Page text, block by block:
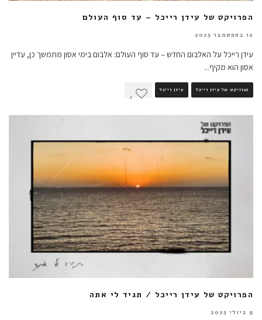
הפרויקט של עידן רייכל – עד סוף העולם
12 בספטמבר 2025
עידן רייכל על האלבום החדש – עד סוף העולם: אלבום בימי אסון מתמשך כן, עדיין
אסון הוא מקיף...
הפרויקט של עידן רייכל עידן רייכל
2
הפרויקט של עידן רייכל / תגיד לי אתה
9 ביולי 2025